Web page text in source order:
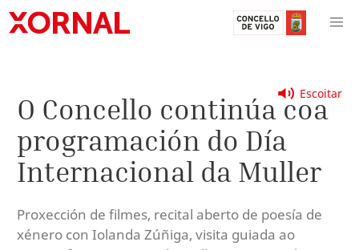
Escoitar
O Concello continúa coa
programación do Día
Internacional da Muller
Proxección de filmes, recital aberto de poesía de
xénero con Iolanda Zúñiga, visita guiada ao